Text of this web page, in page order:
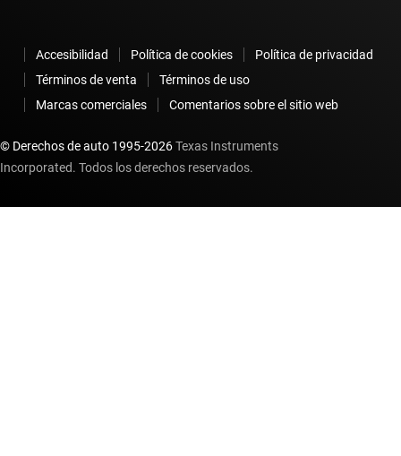
Accesibilidad Política de cookies
Política de privacidad
Términos de venta
Términos de uso
Marcas comerciales
Comentarios sobre el sitio web
© Derechos de auto 1995-2026Texas Instruments
Incorporated. Todos los derechos reservados.